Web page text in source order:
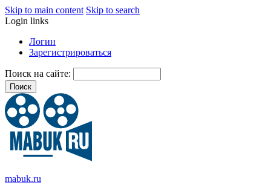
Skip to main content Skip to search
Login links
Логин
Зарегистрироваться
Поиск на сайте:
mabuk.ru